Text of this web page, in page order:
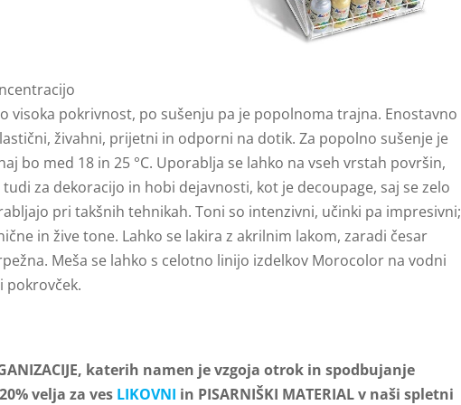
visoka pokrivnost, po sušenju pa je popolnoma trajna. Enostavno
živahni, prijetni in odporni na dotik. Za popolno sušenje je
bo med 18 in 25 °C. Uporablja se lahko na vseh vrstah površin,
za dekoracijo in hobi dejavnosti, kot je decoupage, saj se zelo
pri takšnih tehnikah. Toni so intenzivni, učinki pa impresivni;
in žive tone. Lahko se lakira z akrilnim lakom, zaradi česar
Meša se lahko s celotno linijo izdelkov Morocolor na vodni
pokrovček.
katerih namen je vzgoja otrok in spodbujanje
velja za ves LIKOVNI in PISARNIŠKI MATERIAL v naši spletni